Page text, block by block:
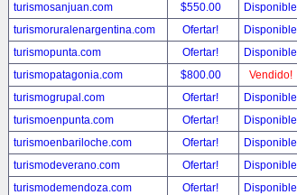
turismosanjuan.com
$550.00
Disponible
turismoruralenargentina.com
Ofertar!
Disponible
turismopunta.com
Ofertar!
Disponible
turismopatagonia.com
$800.00
Vendido!
turismogrupal.com
Ofertar!
Disponible
turismoenpunta.com
Ofertar!
Disponible
turismoenbariloche.com
Ofertar!
Disponible
turismodeverano.com
Ofertar!
Disponible
turismodemendoza.com
Ofertar!
Disponible